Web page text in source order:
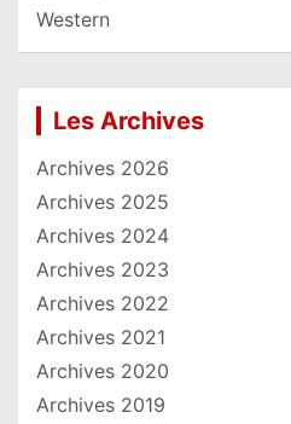
Western
Les Archives
Archives 2026
Archives 2025
Archives 2024
Archives 2023
Archives 2022
Archives 2021
Archives 2020
Archives 2019